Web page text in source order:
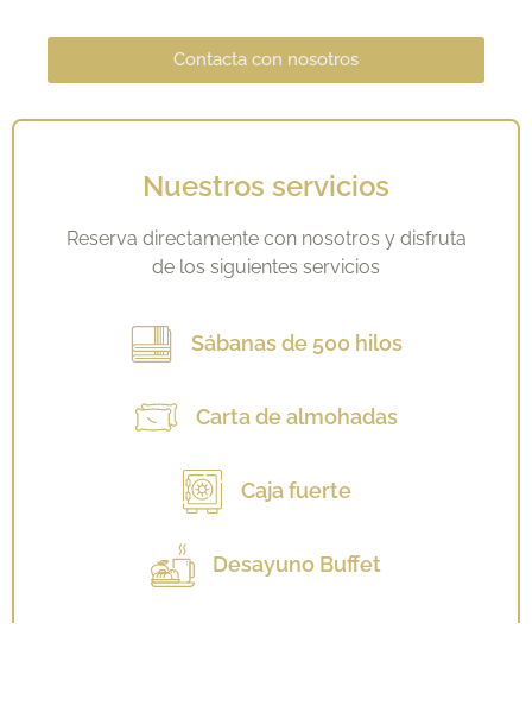
Contacta con nosotros
Nuestros servicios
Reserva directamente con nosotros y disfruta
de los siguientes servicios
Sábanas de 500 hilos
Carta de almohadas
Caja fuerte
Desayuno Buffet